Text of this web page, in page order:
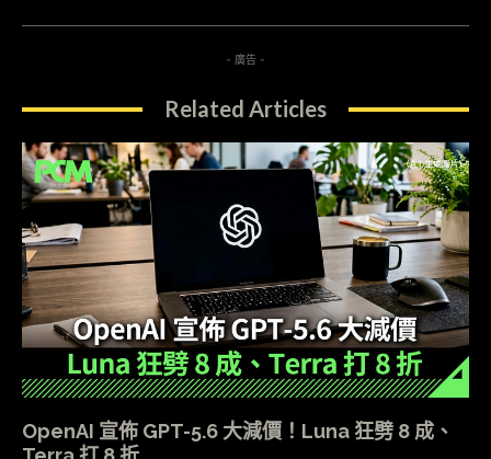
- 廣告 -
Related Articles
OpenAI 宣佈 GPT-5.6 大減價！Luna 狂劈 8 成、